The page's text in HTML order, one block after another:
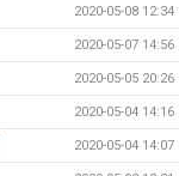
2020-05-08 12:34
2020-05-07 14:56
2020-05-05 20:26
2020-05-04 14:16
2020-05-04 14:07